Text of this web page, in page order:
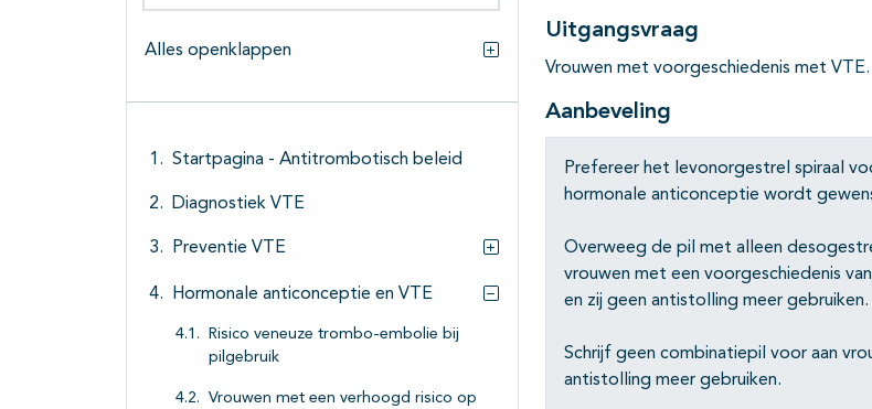
Zoeken binnen deze richtlijn
Alles openklappen
Alles openklappen
Startpagina - Antitrombotisch beleid
Diagnostiek VTE
Preventie VTE
Subpagina's open- en dichtklappen
Hormonale anticonceptie en VTE
Risico veneuze trombo-embolie bij
pilgebruik
Vrouwen met een verhoogd risico op
Uitgangsvraag
Vrouwen met voorgeschiedenis met VTE.
Aanbeveling
Prefereer het levonorgestrel spiraal
hormonale anticonceptie wordt
Overweeg de pil met alleen
vrouwen met een voorgeschiedenis
en zij geen antistolling meer gebruiken.
Schrijf geen combinatiepil voor aan
antistolling meer gebruiken.